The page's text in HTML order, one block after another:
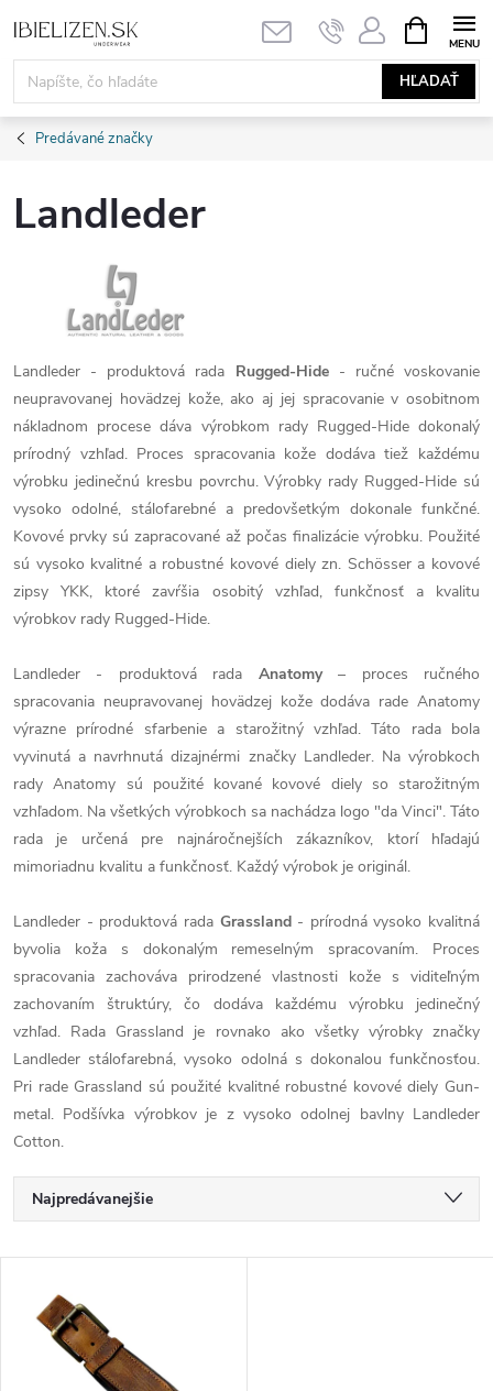
na
obsah
HĽADAŤ
KOŠÍK
Predávané značky
Landleder
Landleder - produktová rada Rugged-Hide- ručné voskovanie
neupravovanej hovädzej kože, ako aj jej spracovanie v osobitnom
nákladnom procese dáva výrobkom rady Rugged-Hide dokonalý
prírodný vzhľad. Proces spracovania kože dodáva tiež každému
výrobku jedinečnú kresbu povrchu. Výrobky rady Rugged-Hide sú
vysoko odolné, stálofarebné a predovšetkým dokonale funkčné.
Kovové prvky sú zapracované až počas finalizácie výrobku. Použité
sú vysoko kvalitné a robustné kovové diely zn. Schösser a kovové
zipsy YKK, ktoré zavŕšia osobitý vzhľad, funkčnosť a kvalitu
výrobkov rady Rugged-Hide.
Landleder - produktová rada Anatomy– proces ručného
spracovania neupravovanej hovädzej kože dodáva rade Anatomy
výrazne prírodné sfarbenie a starožitný vzhľad. Táto rada bola
vyvinutá a navrhnutá dizajnérmi značky Landleder. Na výrobkoch
rady Anatomy sú použité kované kovové diely so starožitným
vzhľadom. Na všetkých výrobkoch sa nachádza logo "da Vinci". Táto
rada je určená pre najnáročnejších zákazníkov, ktorí hľadajú
mimoriadnu kvalitu a funkčnosť. Každý výrobok je originál.
Landleder - produktová rada Grassland- prírodná vysoko kvalitná
byvolia koža s dokonalým remeselným spracovaním. Proces
spracovania zachováva prirodzené vlastnosti kože s viditeľným
zachovaním štruktúry, čo dodáva každému výrobku jedinečný
vzhľad. Rada Grassland je rovnako ako všetky výrobky značky
Landleder stálofarebná, vysoko odolná s dokonalou funkčnosťou.
Pri rade Grassland sú použité kvalitné robustné kovové diely Gun-
metal. Podšívka výrobkov je z vysoko odolnej bavlny Landleder
Cotton.
R
a
d
Najpredávanejšie
Abecedne